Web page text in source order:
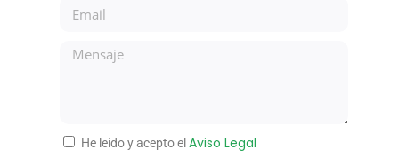
He leído y acepto el Aviso Legal